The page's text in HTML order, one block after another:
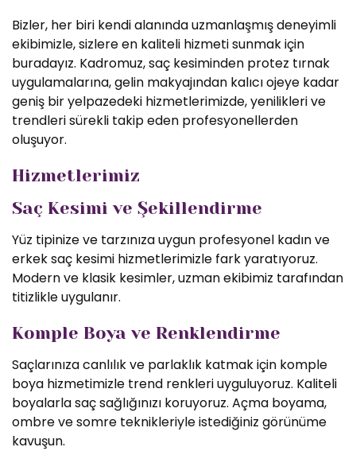
Bizler, her biri kendi alanında uzmanlaşmış deneyimli
ekibimizle, sizlere en kaliteli hizmeti sunmak için
buradayız. Kadromuz, saç kesiminden protez tırnak
uygulamalarına, gelin makyajından kalıcı ojeye kadar
geniş bir yelpazedeki hizmetlerimizde, yenilikleri ve
trendleri sürekli takip eden profesyonellerden
oluşuyor.
Hizmetlerimiz
Saç Kesimi ve Şekillendirme
Yüz tipinize ve tarzınıza uygun profesyonel kadın ve
erkek saç kesimi hizmetlerimizle fark yaratıyoruz.
Modern ve klasik kesimler, uzman ekibimiz tarafından
titizlikle uygulanır.
Komple Boya ve Renklendirme
Saçlarınıza canlılık ve parlaklık katmak için komple
boya hizmetimizle trend renkleri uyguluyoruz. Kaliteli
boyalarla saç sağlığınızı koruyoruz. Açma boyama,
ombre ve somre teknikleriyle istediğiniz görünüme
kavuşun.